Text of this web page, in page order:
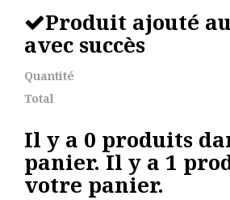
Produit ajouté
avec succès
Quantité
Total
Il y a 0 produits
panier.Il y a 1
votre panier.